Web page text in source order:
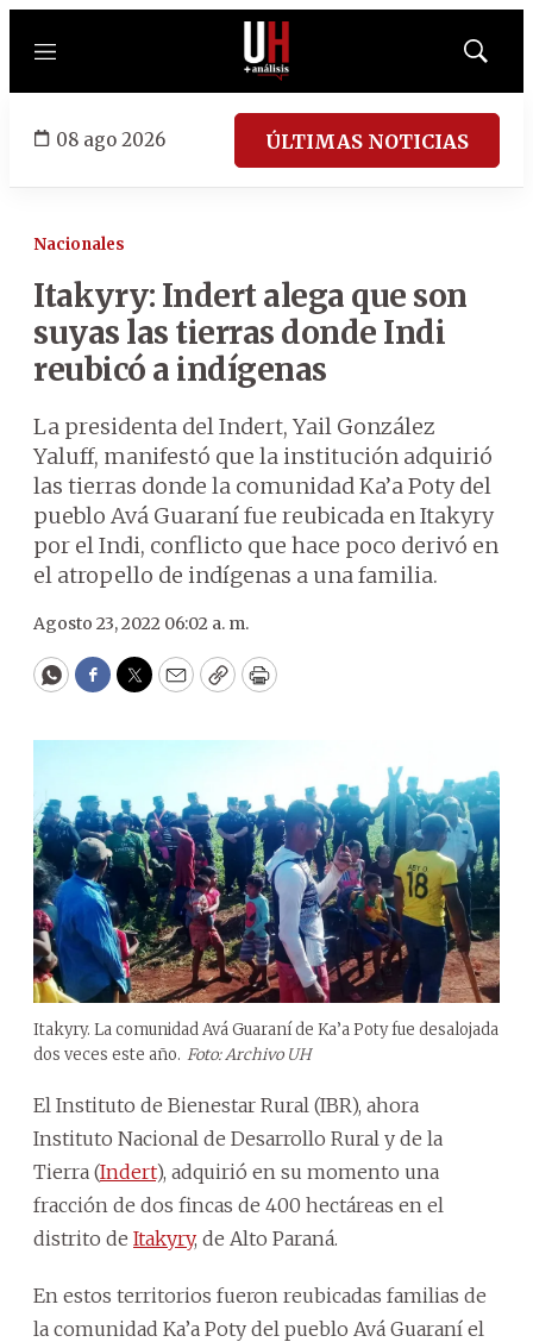
Menú
Mostrar
08 ago 2026 ÚLTIMAS NOTICIAS
Nacionales
Itakyry: Indert alega que son
suyas las tierras donde Indi
reubicó a indígenas
La presidenta del Indert, Yail González
Yaluff, manifestó que la institución adquirió
las tierras donde la comunidad Ka’a Poty del
pueblo Avá Guaraní fue reubicada en Itakyry
por el Indi, conflicto que hace poco derivó en
el atropello de indígenas a una familia.
Agosto 23, 2022 06:02 a. m.
WhatsApp
Facebook
Twitter
EmailCopyPrint
Itakyry. La comunidad Avá Guaraní de Ka’a Poty fue desalojada
dos veces este año. Foto: Archivo UH
El Instituto de Bienestar Rural (IBR), ahora
Instituto Nacional de Desarrollo Rural y de la
Tierra (Indert), adquirió en su momento una
fracción de dos fincas de 400 hectáreas en el
distrito de Itakyry, de Alto Paraná.
En estos territorios fueron reubicadas familias de
la comunidad Ka’a Poty del pueblo Avá Guaraní el